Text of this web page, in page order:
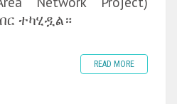
ተካሂዷል።
READ MORE